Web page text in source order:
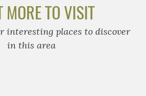
MORE TO VISIT
interesting places to discover
in this area